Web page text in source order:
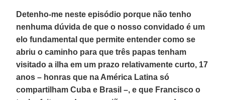
Detenho-me neste episódio porque não tenho
nenhuma dúvida de que o nosso convidado é um
elo fundamental que permite entender como se
abriu o caminho para que três papas tenham
visitado a ilha em um prazo relativamente curto, 17
anos – honras que na América Latina só
compartilham Cuba e Brasil –, e que Francisco o